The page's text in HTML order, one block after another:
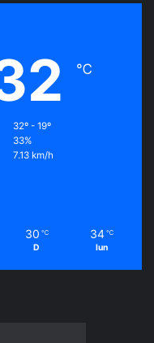
℃
32º - 19º
33%
7.13 km/h
30 ℃
D
34 ℃
lun